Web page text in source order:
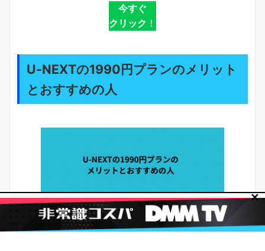
今すぐ
クリック ！
U-NEXTの1990円プランのメリット
とおすすめの人
✕